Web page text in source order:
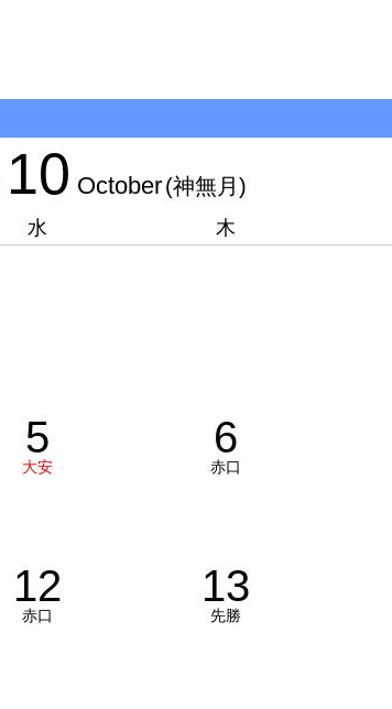
10 October(神無月)
水 木
5
大安
6
赤口
12
赤口
13
先勝